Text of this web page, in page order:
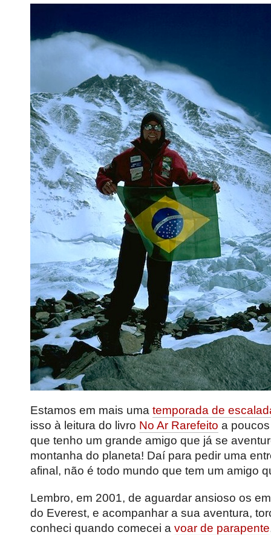
Estamos em mais uma temporada de
isso à leitura do livro No Ar Rarefeito a
que tenho um grande amigo que já se
montanha do planeta! Daí para pedir uma
afinal, não é todo mundo que tem um amigo
Lembro, em 2001, de aguardar ansioso os
do Everest, e acompanhar a sua aventura,
conheci quando comecei a voar de parapente